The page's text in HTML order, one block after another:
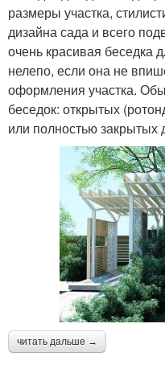
размеры участка,
дизайна сада и всего
очень красивая беседка
нелепо, если она не
оформления участка.
беседок: открытых
или полностью закрытых
читать дальше →